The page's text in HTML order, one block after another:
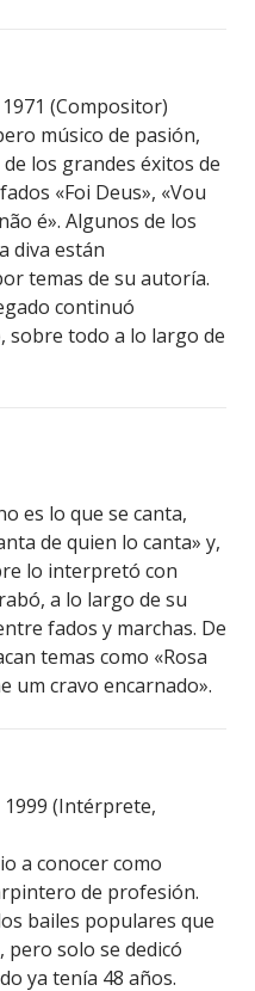
(Compositor)
músico de pasión,
los grandes éxitos de
«Foi Deus», «Vou
é». Algunos de los
diva están
temas de su autoría.
continuó
sobre todo a lo largo de
es lo que se canta,
de quien lo canta» y,
lo interpretó con
a lo largo de su
fados y marchas. De
temas como «Rosa
um cravo encarnado».
1999 (Intérprete,
a conocer como
de profesión.
bailes populares que
solo se dedicó
ya tenía 48 años.